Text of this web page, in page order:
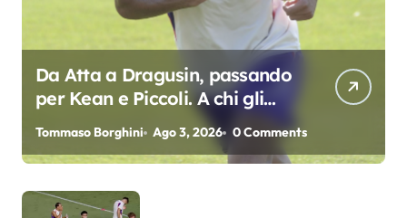
Da Atta a Dragusin, passando
per Kean e Piccoli. A chi gli
oscar del precampionato?
Tommaso Borghini Ago 3, 2026 0 Comments